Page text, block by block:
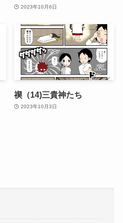
2023年10月6日
禊（14)三貴神たち
2023年10月3日